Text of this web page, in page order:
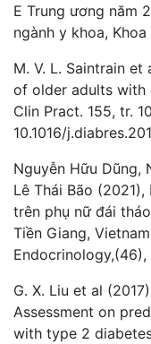
E Trung ương năm
ngành y khoa,
M. V. L. Saintrain
of older adults with
Clin Pract. 155, tr.
10.1016/
Nguyễn Hữu Dũng,
Lê Thái Bão
trên phụ nữ đái
Tiền Giang,
Endocrinology,(46),
G. X. Liu et al
Assessment on
with type 2